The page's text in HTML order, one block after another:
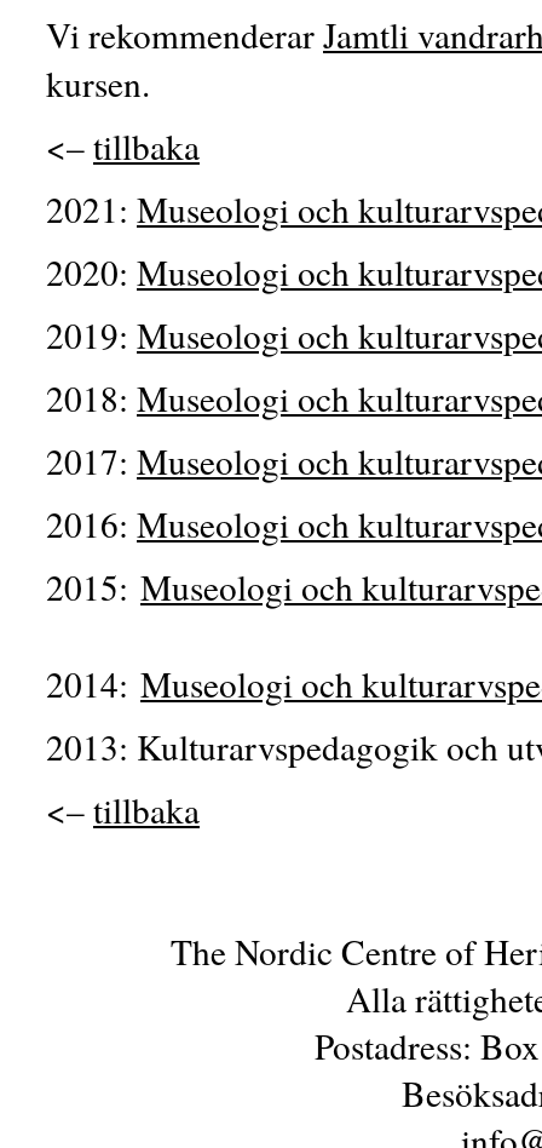
Vi rekommenderarJamtli
kursen.
<–tillbaka
2021: Museologi och
2020: Museologi och
2019: Museologi och
2018: Museologi och
2017: Museologi och
2016: Museologi och
2015: Museologi och
2014: Museologi och
2013: Kulturarvspedagogik och
<–tillbaka
The Nordic Centre of
Alla
Postadress: